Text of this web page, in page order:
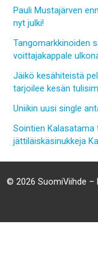
Pauli Mustajärven
nyt julki!
Tangomarkkinoiden
voittajakappale
Jäikö kesähiteistä
tarjoilee kesän
Uniikin uusi single
Sointien
jättiläiskäsinukkeja
© 2026 SuomiViihde –